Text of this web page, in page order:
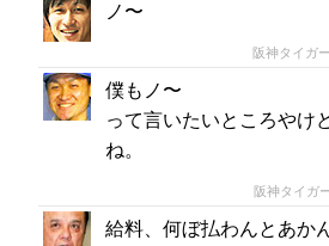
ノ〜
阪神タイガ
僕もノ〜
って言いたいところやけ
ね。
阪神タイガ
給料、何ぼ払わんとあか